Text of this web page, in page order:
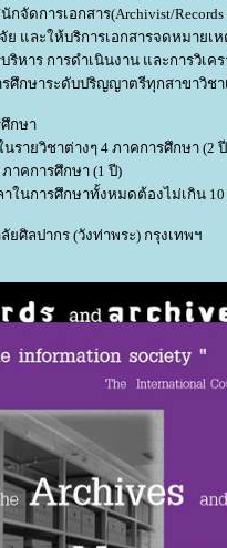
จัดการเอกสาร(Archivist/
จัย และให้บริการเอกสารจดหมา
ริหาร การดำเนินงาน และการวิเค
รศึกษาระดับปริญญาตรีทุกสาขาวิช
ศึกษา
นรายวิชาต่างๆ 4 ภาคการศึกษา (2
าคการศึกษา (1 ปี)
าในการศึกษาทั้งหมดต้องไม่เกิน
ยศิลปากร (วังท่าพระ) กรุงเทพฯ